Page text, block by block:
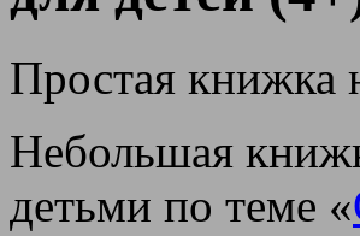
Простая книжка
Небольшая
детьми по теме «